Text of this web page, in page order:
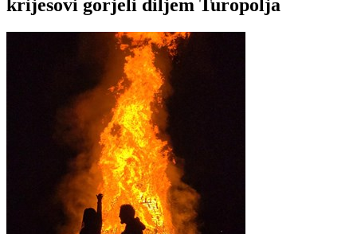
krijesovi gorjeli diljem Turopolja